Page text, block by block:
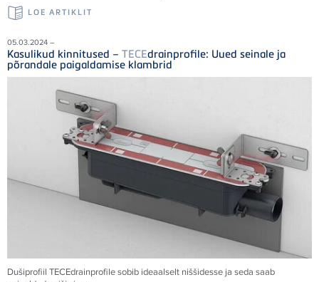
LOE ARTIKLIT
05.03.2024 –
Kasulikud kinnitused – TECEdrainprofile: Uued seinale ja
põrandale paigaldamise klambrid
Dušiprofiil TECEdrainprofile sobib ideaalselt niššidesse ja seda saab